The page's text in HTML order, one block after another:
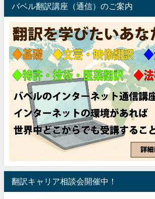
バベル翻訳講座（通信）のご案内
翻訳キャリア相談会開催中！